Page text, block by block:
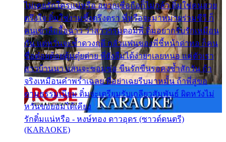
ไม่เคยรักใครแน่หรือ อยากเชื่อถือก็ไม่กล้า ติ๋มใช่คนสวย
ตรึงใจ ติ๋มใช่งามซึ้งตรึงตรา พี่หรือจะมาหมายร่วมชีวี ก็
คนเขาลืออื้อฉาว ว่าสาวๆรุมตอมพี่ ติ๋มอยากรับรักเหมือน
กัน แต่หวั่นจะช้ำดวงฤดี กลัวแฟนของพี่ชี้หน้าด่าทอ ก็คน
ชื่อต๋อยต้อยตุ้มตุ๋ยต่าย พี่ยังลืมได้ง่ายๆเลยหนอ แค่ตัวเรา
สาวบ้านนา แสนจะซอมซ่อ ขืนรักขืนรอคงช้ำสักวัน ถ้า
จริงเหมือนคำพร่ำเฉลย พี่อย่าเฉยรีบมาหมั้น ถ้าพี่สู่ขอ
ตามธรรมเนียม ติ๋มจะเตรียมรับเกลียวสัมพันธ์ ผิดหวังไม่
หวั่นขอยอมได้เคียง
รักติ๋มแน่หรือ - หงษ์ทอง ดาวอุดร (ซาวด์ดนตรี)
(KARAOKE)